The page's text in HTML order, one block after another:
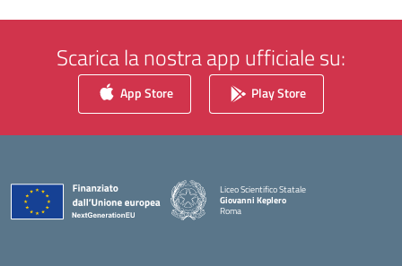
Scarica la nostra app ufficiale su:
App Store Play Store
Liceo Scientifico Statale
Giovanni Keplero
Roma